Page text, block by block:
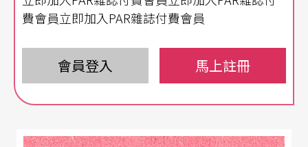
軔，發展出一套戲劇新作《相聲說垮鬼子們
劇包括《貓叫一聲的結果》、《演講比賽》、《彌
勒佛》、《小放牛》等相聲段子，全長約一百分
鐘。
費會員立即加入PAR雜誌付費會員
會員登入 馬上註冊